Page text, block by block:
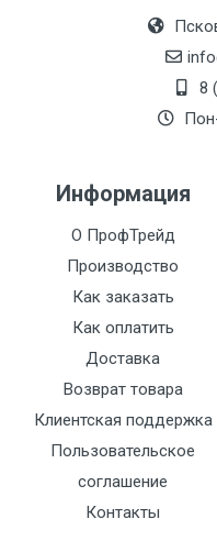
8
Информация
О ПрофТрейд
Производство
Как заказать
Как оплатить
Доставка
Возврат товара
Клиентская поддержка
Пользовательское
соглашение
Контакты